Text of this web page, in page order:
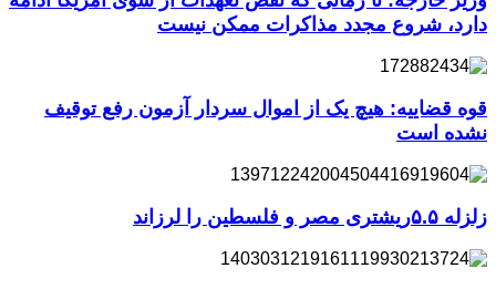
دارد، شروع مجدد مذاکرات ممکن نیست
قوه قضاییه: هیچ یک از اموال سردار آزمون رفع توقیف
نشده است
زلزله ۵.۵ریشتری مصر و فلسطین را لرزاند